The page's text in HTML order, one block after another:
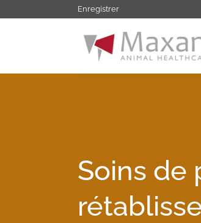
au
Enregistrer
Soins de